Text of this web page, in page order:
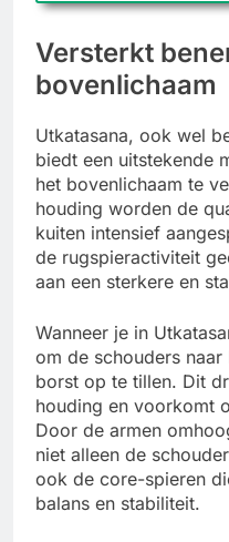
Versterkt
bovenlichaam
Utkatasana, ook wel
biedt een uitstekende
het bovenlichaam te
houding worden de
kuiten intensief
de rugspieractiviteit
aan een sterkere en
Wanneer je in
om de schouders
borst op te tillen. Dit
houding en voorkomt
Door de armen
niet alleen de
ook de core-spieren
balans en stabiliteit.